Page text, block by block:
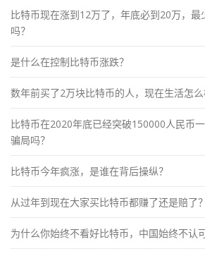
比特币现在涨到12万了，年底必到20万，
吗？
是什么在控制比特币涨跌？
数年前买了2万块比特币的人，现在生活怎么
比特币在2020年底已经突破150000人民币
骗局吗？
比特币今年疯涨，是谁在背后操纵？
从过年到现在大家买比特币都赚了还是赔了
为什么你始终不看好比特币，中国始终不认